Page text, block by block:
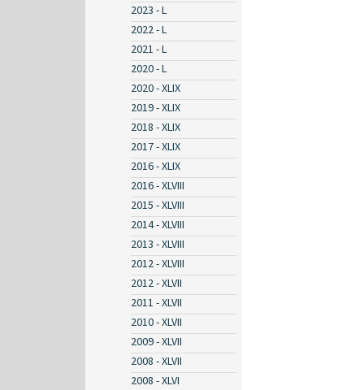
2023 - L
2022 - L
2021 - L
2020 - L
2020 - XLIX
2019 - XLIX
2018 - XLIX
2017 - XLIX
2016 - XLIX
2016 - XLVIII
2015 - XLVIII
2014 - XLVIII
2013 - XLVIII
2012 - XLVIII
2012 - XLVII
2011 - XLVII
2010 - XLVII
2009 - XLVII
2008 - XLVII
2008 - XLVI